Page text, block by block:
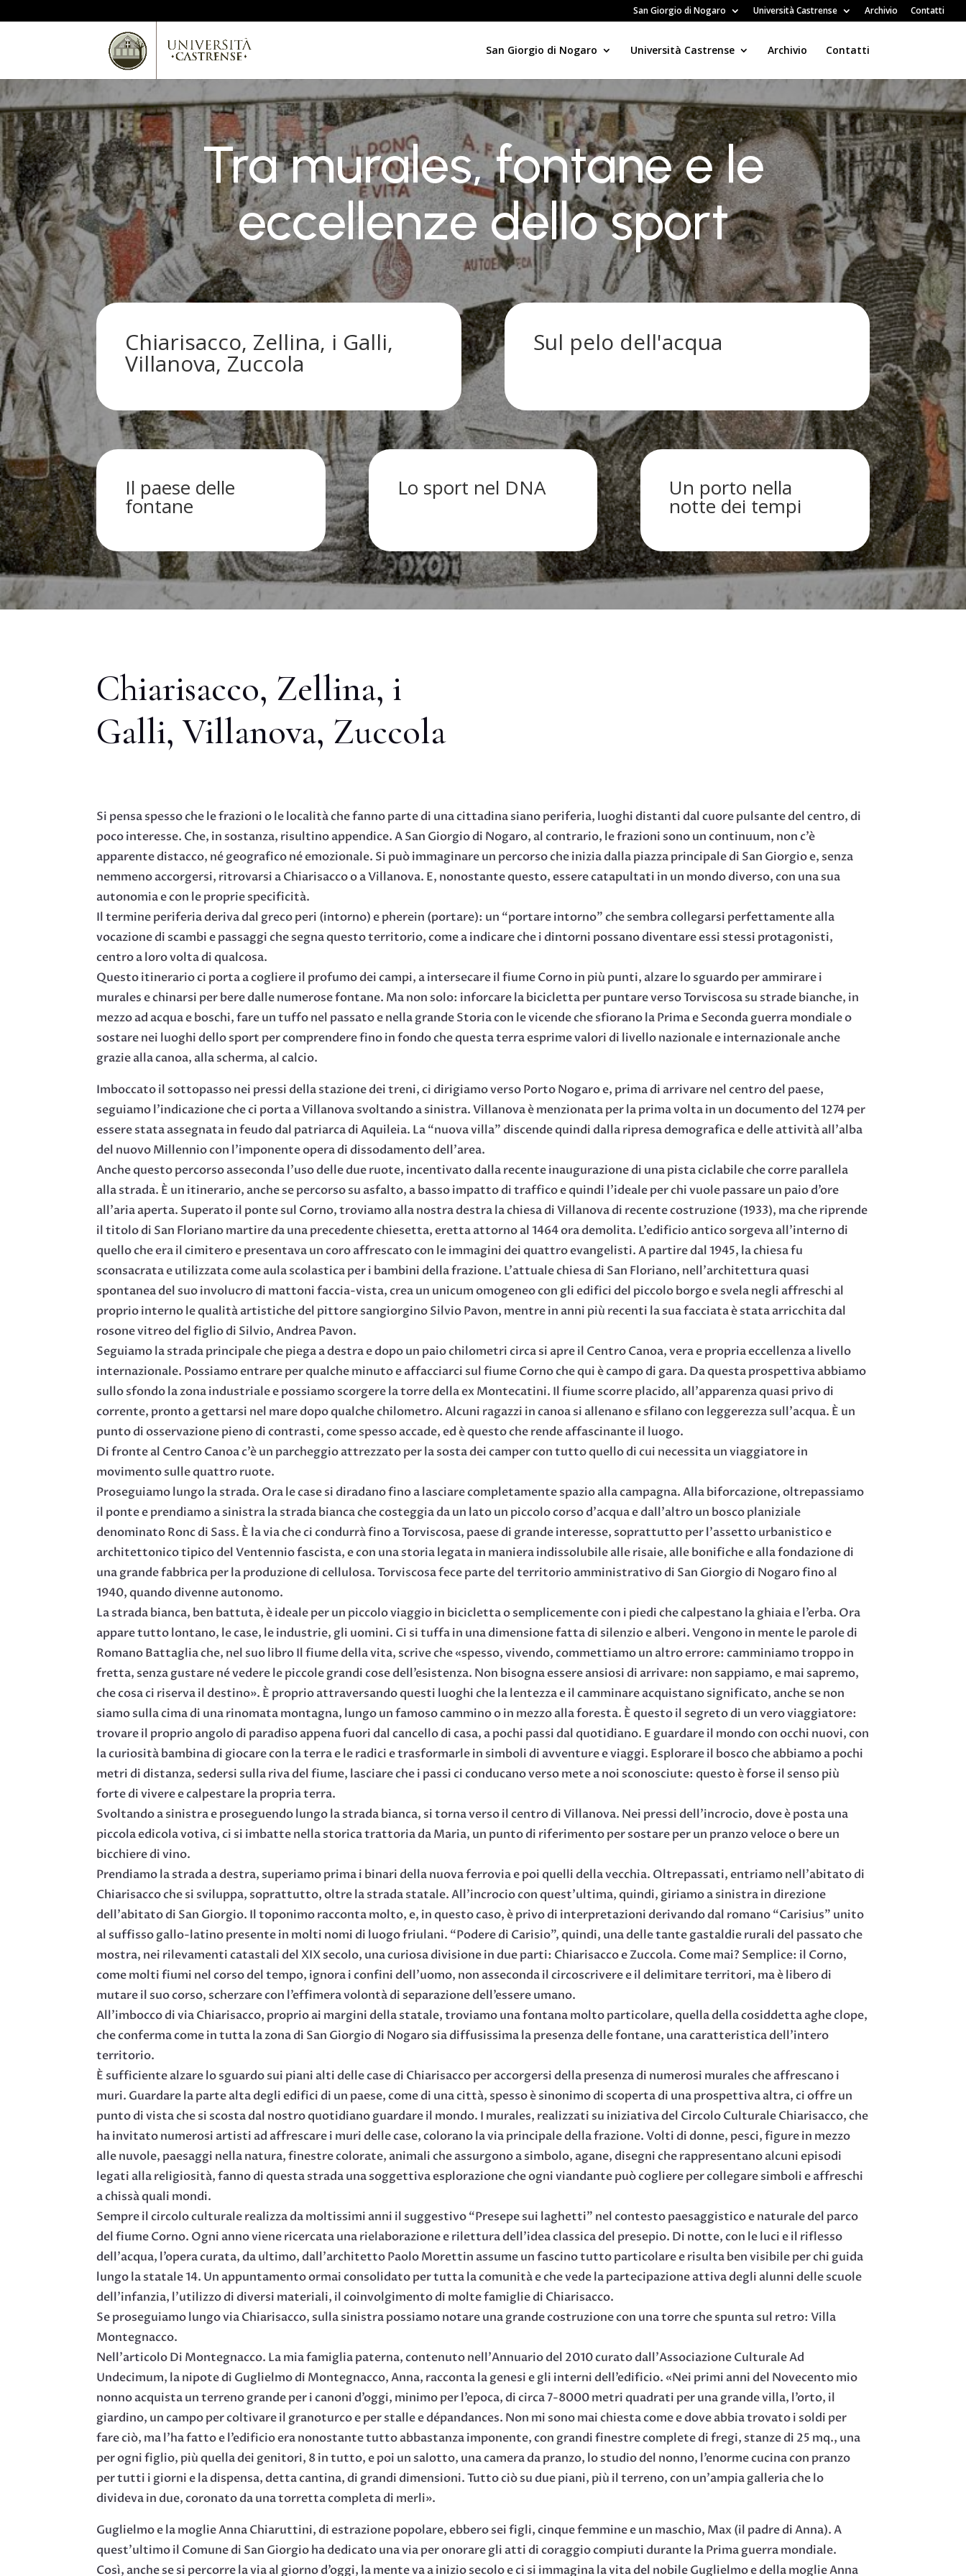
San Giorgio di Nogaro Università Castrense Archivio Contatti
San Giorgio di Nogaro Università Castrense Archivio Contatti
Tra murales, fontane e le
eccellenze dello sport
Chiarisacco, Zellina, i Galli,
Villanova, Zuccola
Sul pelo dell'acqua
Il paese delle
fontane
Lo sport nel DNA Un porto nella
notte dei tempi
Chiarisacco, Zellina, i
Galli, Villanova, Zuccola
Si pensa spesso che le frazioni o le località che fanno parte di una cittadina siano periferia, luoghi distanti dal cuore pulsante del centro, di
poco interesse. Che, in sostanza, risultino appendice. A San Giorgio di Nogaro, al contrario, le frazioni sono un continuum, non c’è
apparente distacco, né geografico né emozionale. Si può immaginare un percorso che inizia dalla piazza principale di San Giorgio e, senza
nemmeno accorgersi, ritrovarsi a Chiarisacco o a Villanova. E, nonostante questo, essere catapultati in un mondo diverso, con una sua
autonomia e con le proprie specificità.
Il termine periferia deriva dal greco peri (intorno) e pherein (portare): un “portare intorno” che sembra collegarsi perfettamente alla
vocazione di scambi e passaggi che segna questo territorio, come a indicare che i dintorni possano diventare essi stessi protagonisti,
centro a loro volta di qualcosa.
Questo itinerario ci porta a cogliere il profumo dei campi, a intersecare il fiume Corno in più punti, alzare lo sguardo per ammirare i
murales e chinarsi per bere dalle numerose fontane. Ma non solo: inforcare la bicicletta per puntare verso Torviscosa su strade bianche, in
mezzo ad acqua e boschi, fare un tuffo nel passato e nella grande Storia con le vicende che sfiorano la Prima e Seconda guerra mondiale o
sostare nei luoghi dello sport per comprendere fino in fondo che questa terra esprime valori di livello nazionale e internazionale anche
grazie alla canoa, alla scherma, al calcio.
Imboccato il sottopasso nei pressi della stazione dei treni, ci dirigiamo verso Porto Nogaro e, prima di arrivare nel centro del paese,
seguiamo l’indicazione che ci porta a Villanova svoltando a sinistra. Villanova è menzionata per la prima volta in un documento del 1274 per
essere stata assegnata in feudo dal patriarca di Aquileia. La “nuova villa” discende quindi dalla ripresa demografica e delle attività all’alba
del nuovo Millennio con l’imponente opera di dissodamento dell’area.
Anche questo percorso asseconda l’uso delle due ruote, incentivato dalla recente inaugurazione di una pista ciclabile che corre parallela
alla strada. È un itinerario, anche se percorso su asfalto, a basso impatto di traffico e quindi l’ideale per chi vuole passare un paio d’ore
all’aria aperta. Superato il ponte sul Corno, troviamo alla nostra destra la chiesa di Villanova di recente costruzione (1933), ma che riprende
il titolo di San Floriano martire da una precedente chiesetta, eretta attorno al 1464 ora demolita. L’edificio antico sorgeva all’interno di
quello che era il cimitero e presentava un coro affrescato con le immagini dei quattro evangelisti. A partire dal 1945, la chiesa fu
sconsacrata e utilizzata come aula scolastica per i bambini della frazione. L’attuale chiesa di San Floriano, nell’architettura quasi
spontanea del suo involucro di mattoni faccia-vista, crea un unicum omogeneo con gli edifici del piccolo borgo e svela negli affreschi al
proprio interno le qualità artistiche del pittore sangiorgino Silvio Pavon, mentre in anni più recenti la sua facciata è stata arricchita dal
rosone vitreo del figlio di Silvio, Andrea Pavon.
Seguiamo la strada principale che piega a destra e dopo un paio chilometri circa si apre il Centro Canoa, vera e propria eccellenza a livello
internazionale. Possiamo entrare per qualche minuto e affacciarci sul fiume Corno che qui è campo di gara. Da questa prospettiva abbiamo
sullo sfondo la zona industriale e possiamo scorgere la torre della ex Montecatini. Il fiume scorre placido, all’apparenza quasi privo di
corrente, pronto a gettarsi nel mare dopo qualche chilometro. Alcuni ragazzi in canoa si allenano e sfilano con leggerezza sull’acqua. È un
punto di osservazione pieno di contrasti, come spesso accade, ed è questo che rende affascinante il luogo.
Di fronte al Centro Canoa c’è un parcheggio attrezzato per la sosta dei camper con tutto quello di cui necessita un viaggiatore in
movimento sulle quattro ruote.
Proseguiamo lungo la strada. Ora le case si diradano fino a lasciare completamente spazio alla campagna. Alla biforcazione, oltrepassiamo
il ponte e prendiamo a sinistra la strada bianca che costeggia da un lato un piccolo corso d’acqua e dall’altro un bosco planiziale
denominato Ronc di Sass. È la via che ci condurrà fino a Torviscosa, paese di grande interesse, soprattutto per l’assetto urbanistico e
architettonico tipico del Ventennio fascista, e con una storia legata in maniera indissolubile alle risaie, alle bonifiche e alla fondazione di
una grande fabbrica per la produzione di cellulosa. Torviscosa fece parte del territorio amministrativo di San Giorgio di Nogaro fino al
1940, quando divenne autonomo.
La strada bianca, ben battuta, è ideale per un piccolo viaggio in bicicletta o semplicemente con i piedi che calpestano la ghiaia e l’erba. Ora
appare tutto lontano, le case, le industrie, gli uomini. Ci si tuffa in una dimensione fatta di silenzio e alberi. Vengono in mente le parole di
Romano Battaglia che, nel suo libro Il fiume della vita, scrive che «spesso, vivendo, commettiamo un altro errore: camminiamo troppo in
fretta, senza gustare né vedere le piccole grandi cose dell’esistenza. Non bisogna essere ansiosi di arrivare: non sappiamo, e mai sapremo,
che cosa ci riserva il destino». È proprio attraversando questi luoghi che la lentezza e il camminare acquistano significato, anche se non
siamo sulla cima di una rinomata montagna, lungo un famoso cammino o in mezzo alla foresta. È questo il segreto di un vero viaggiatore:
trovare il proprio angolo di paradiso appena fuori dal cancello di casa, a pochi passi dal quotidiano. E guardare il mondo con occhi nuovi, con
la curiosità bambina di giocare con la terra e le radici e trasformarle in simboli di avventure e viaggi. Esplorare il bosco che abbiamo a pochi
metri di distanza, sedersi sulla riva del fiume, lasciare che i passi ci conducano verso mete a noi sconosciute: questo è forse il senso più
forte di vivere e calpestare la propria terra.
Svoltando a sinistra e proseguendo lungo la strada bianca, si torna verso il centro di Villanova. Nei pressi dell’incrocio, dove è posta una
piccola edicola votiva, ci si imbatte nella storica trattoria da Maria, un punto di riferimento per sostare per un pranzo veloce o bere un
bicchiere di vino.
Prendiamo la strada a destra, superiamo prima i binari della nuova ferrovia e poi quelli della vecchia. Oltrepassati, entriamo nell’abitato di
Chiarisacco che si sviluppa, soprattutto, oltre la strada statale. All’incrocio con quest’ultima, quindi, giriamo a sinistra in direzione
dell’abitato di San Giorgio. Il toponimo racconta molto, e, in questo caso, è privo di interpretazioni derivando dal romano “Carisius” unito
al suffisso gallo-latino presente in molti nomi di luogo friulani. “Podere di Carisio”, quindi, una delle tante gastaldie rurali del passato che
mostra, nei rilevamenti catastali del XIX secolo, una curiosa divisione in due parti: Chiarisacco e Zuccola. Come mai? Semplice: il Corno,
come molti fiumi nel corso del tempo, ignora i confini dell’uomo, non asseconda il circoscrivere e il delimitare territori, ma è libero di
mutare il suo corso, scherzare con l’effimera volontà di separazione dell’essere umano.
All’imbocco di via Chiarisacco, proprio ai margini della statale, troviamo una fontana molto particolare, quella della cosiddetta aghe clope,
che conferma come in tutta la zona di San Giorgio di Nogaro sia diffusissima la presenza delle fontane, una caratteristica dell’intero
territorio.
È sufficiente alzare lo sguardo sui piani alti delle case di Chiarisacco per accorgersi della presenza di numerosi murales che affrescano i
muri. Guardare la parte alta degli edifici di un paese, come di una città, spesso è sinonimo di scoperta di una prospettiva altra, ci offre un
punto di vista che si scosta dal nostro quotidiano guardare il mondo. I murales, realizzati su iniziativa del Circolo Culturale Chiarisacco, che
ha invitato numerosi artisti ad affrescare i muri delle case, colorano la via principale della frazione. Volti di donne, pesci, figure in mezzo
alle nuvole, paesaggi nella natura, finestre colorate, animali che assurgono a simbolo, agane, disegni che rappresentano alcuni episodi
legati alla religiosità, fanno di questa strada una soggettiva esplorazione che ogni viandante può cogliere per collegare simboli e affreschi
a chissà quali mondi.
Sempre il circolo culturale realizza da moltissimi anni il suggestivo “Presepe sui laghetti” nel contesto paesaggistico e naturale del parco
del fiume Corno. Ogni anno viene ricercata una rielaborazione e rilettura dell’idea classica del presepio. Di notte, con le luci e il riflesso
dell’acqua, l’opera curata, da ultimo, dall’architetto Paolo Morettin assume un fascino tutto particolare e risulta ben visibile per chi guida
lungo la statale 14. Un appuntamento ormai consolidato per tutta la comunità e che vede la partecipazione attiva degli alunni delle scuole
dell’infanzia, l’utilizzo di diversi materiali, il coinvolgimento di molte famiglie di Chiarisacco.
Se proseguiamo lungo via Chiarisacco, sulla sinistra possiamo notare una grande costruzione con una torre che spunta sul retro: Villa
Montegnacco.
Nell’articolo Di Montegnacco. La mia famiglia paterna, contenuto nell’Annuario del 2010 curato dall’Associazione Culturale Ad
Undecimum, la nipote di Guglielmo di Montegnacco, Anna, racconta la genesi e gli interni dell’edificio. «Nei primi anni del Novecento mio
nonno acquista un terreno grande per i canoni d’oggi, minimo per l’epoca, di circa 7-8000 metri quadrati per una grande villa, l’orto, il
giardino, un campo per coltivare il granoturco e per stalle e dépandances. Non mi sono mai chiesta come e dove abbia trovato i soldi per
fare ciò, ma l’ha fatto e l’edificio era nonostante tutto abbastanza imponente, con grandi finestre complete di fregi, stanze di 25 mq., una
per ogni figlio, più quella dei genitori, 8 in tutto, e poi un salotto, una camera da pranzo, lo studio del nonno, l’enorme cucina con pranzo
per tutti i giorni e la dispensa, detta cantina, di grandi dimensioni. Tutto ciò su due piani, più il terreno, con un’ampia galleria che lo
divideva in due, coronato da una torretta completa di merli».
Guglielmo e la moglie Anna Chiaruttini, di estrazione popolare, ebbero sei figli, cinque femmine e un maschio, Max (il padre di Anna). A
quest’ultimo il Comune di San Giorgio ha dedicato una via per onorare gli atti di coraggio compiuti durante la Prima guerra mondiale.
Così, anche se si percorre la via al giorno d’oggi, la mente va a inizio secolo e ci si immagina la vita del nobile Guglielmo e della moglie Anna